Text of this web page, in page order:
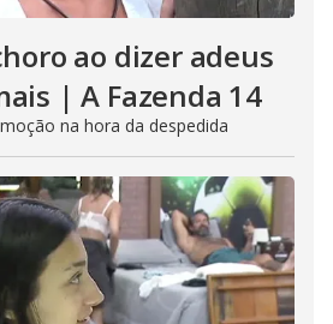
ao dizer adeus
| A Fazenda 14
na hora da despedida